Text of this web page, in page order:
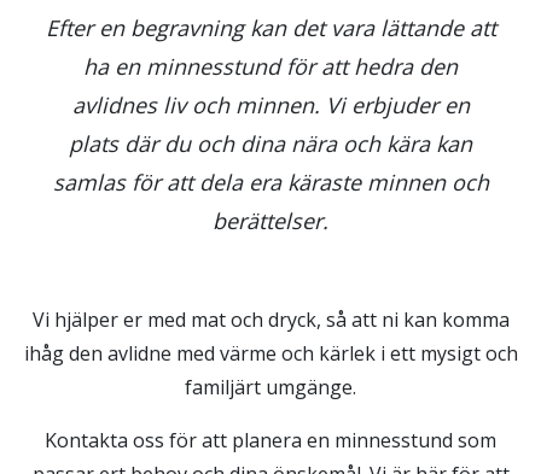
Efter en begravning kan det vara lättande att
ha en minnesstund för att hedra den
avlidnes liv och minnen. Vi erbjuder en
plats där du och dina nära och kära kan
samlas för att dela era käraste minnen och
berättelser.
Vi hjälper er med mat och dryck, så att ni kan komma
ihåg den avlidne med värme och kärlek i ett mysigt och
familjärt umgänge.
Kontakta oss för att planera en minnesstund som